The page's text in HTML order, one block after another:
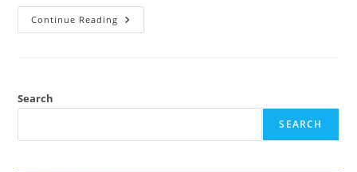
Continue Reading
Search
SEARCH